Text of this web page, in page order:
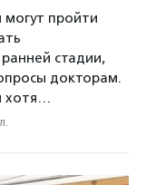
могут пройти
стадии,
докторам.
хотя…